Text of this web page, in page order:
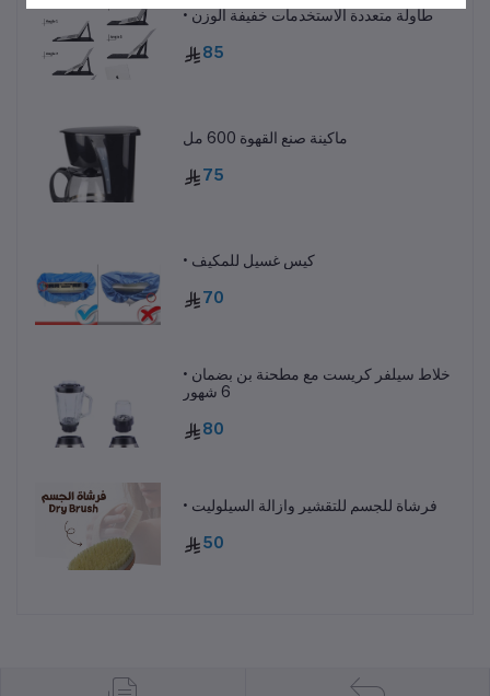
• طاولة متعددة الاستخدمات خفيفة الوزن
85
ماكينة صنع القهوة 600 مل
75
• كيس غسيل للمكيف
70
• خلاط سيلفر كريست مع مطحنة بن بضمان
6 شهور
80
• فرشاة للجسم للتقشير وازالة السيلوليت
50